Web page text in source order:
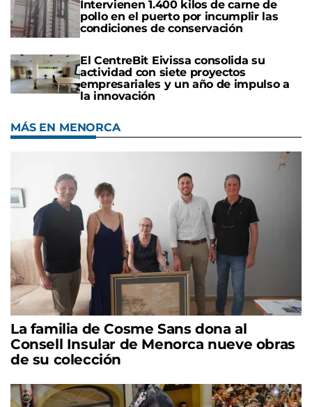
Intervienen 1.400 kilos de carne de
pollo en el puerto por incumplir las
condiciones de conservación
El CentreBit Eivissa consolida su
actividad con siete proyectos
empresariales y un año de impulso a
la innovación
MÁS EN MENORCA
La familia de Cosme Sans dona al
Consell Insular de Menorca nueve obras
de su colección